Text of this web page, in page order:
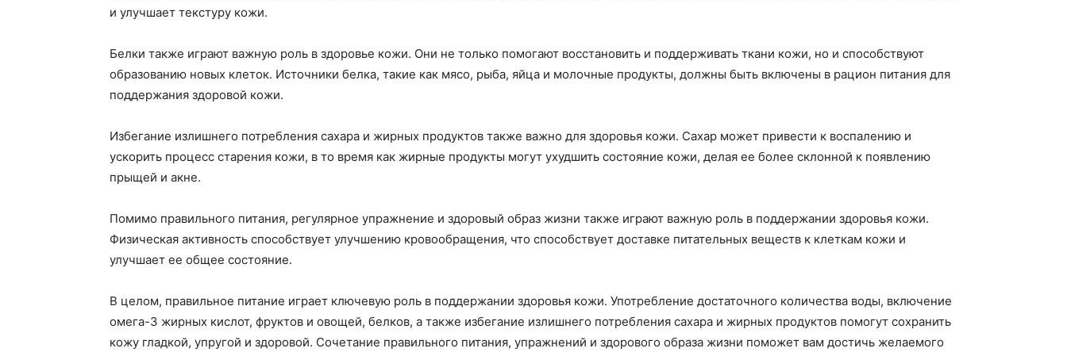
и улучшает текстуру кожи.
Белки также играют важную роль в здоровье кожи. Они не только помогают восстановить и поддерживать ткани кожи, но и способствуют
образованию новых клеток. Источники белка, такие как мясо, рыба, яйца и молочные продукты, должны быть включены в рацион питания для
поддержания здоровой кожи.
Избегание излишнего потребления сахара и жирных продуктов также важно для здоровья кожи. Сахар может привести к воспалению и
ускорить процесс старения кожи, в то время как жирные продукты могут ухудшить состояние кожи, делая ее более склонной к появлению
прыщей и акне.
Помимо правильного питания, регулярное упражнение и здоровый образ жизни также играют важную роль в поддержании здоровья кожи.
Физическая активность способствует улучшению кровообращения, что способствует доставке питательных веществ к клеткам кожи и
улучшает ее общее состояние.
В целом, правильное питание играет ключевую роль в поддержании здоровья кожи. Употребление достаточного количества воды, включение
омега-3 жирных кислот, фруктов и овощей, белков, а также избегание излишнего потребления сахара и жирных продуктов помогут сохранить
кожу гладкой, упругой и здоровой. Сочетание правильного питания, упражнений и здорового образа жизни поможет вам достичь желаемого